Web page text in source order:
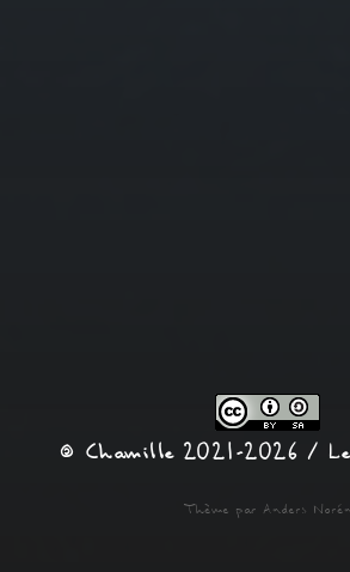
© Chamille 2021-2026 /
Thème par Anders